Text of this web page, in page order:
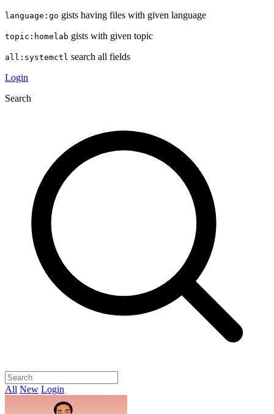
language:go gists having files with given language
topic:homelab gists with given topic
all:systemctl search all fields
Login
Search
All New Login